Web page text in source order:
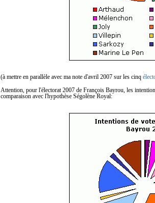
(à mettre en parallèle avec ma note d'avril 2007 sur les cinq
Attention, pour l'électorat 2007 de François Bayrou, les
comparaison avec l'hypothèse Ségolène Royal: